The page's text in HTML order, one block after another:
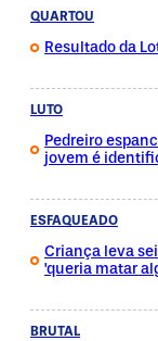
QUARTOU
Resultado da
LUTO
Pedreiro
jovem é
ESFAQUEADO
Criança leva
'queria matar
BRUTAL